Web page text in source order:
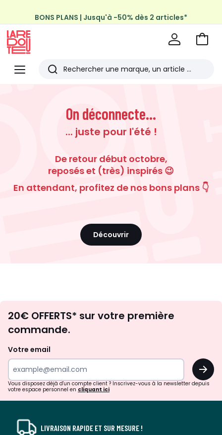
BONS PLANS | Jusqu'à -50% dès 2 articles*
Profitez de la livraison à domicile offerte*
Menu
Redoute
Rechercher
articles
consultés
Aller
On déconnecte...
... juste pour l'été !
De retour début octobre,
reposés et (très) inspirés 😉
En attendant, profitez de nos bons plans 👇
Découvrir
d'inspirations
surprises?
20€ OFFERTS* sur votre première
commande.
Votre email
OK
Vous disposez déjà d'un compte client ? Inscrivez-vous à la newsletter depuis
votre espace personnel en cliquant ici
LIVRAISON RAPIDE ET SUR MESURE !